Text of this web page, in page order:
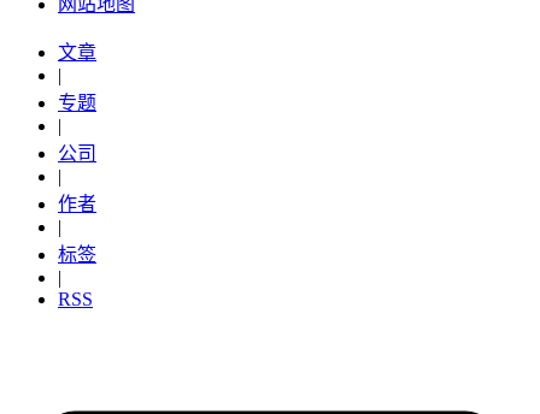
文章
|
专题
|
公司
|
作者
|
标签
|
RSS